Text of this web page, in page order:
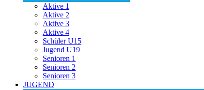
Aktive 1
Aktive 2
Aktive 3
Aktive 4
Schüler U15
Jugend U19
Senioren 1
Senioren 2
Senioren 3
JUGEND